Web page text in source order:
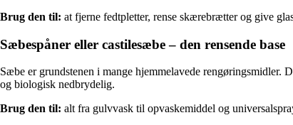
Brug den til: at fjerne fedtpletter, rense skærebrætter og give
Sæbespåner eller castilesæbe – den rensende base
Sæbe er grundstenen i mange hjemmelavede rengøringsmidler.
og biologisk nedbrydelig.
Brug den til: alt fra gulvvask til opvaskemiddel og